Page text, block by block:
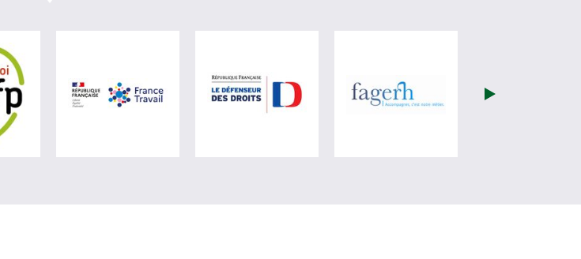
(nouvelle fenêtre)
visiter les site de Fiphfp (nouvelle fenêtre)visiter les site de France Travail (nouvelle fenêtre)visiter les site de Défenseur des droits (nouvelle fenêtre)
visiter les site de Fagerh